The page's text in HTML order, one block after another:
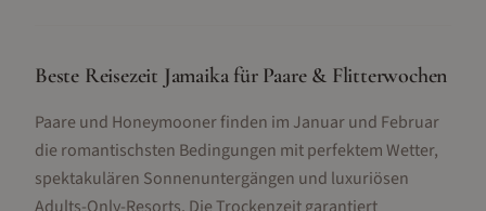
Beste Reisezeit Jamaika für Paare & Flitterwochen
Paare und Honeymooner finden im Januar und Februar
die romantischsten Bedingungen mit perfektem Wetter,
spektakulären Sonnenuntergängen und luxuriösen